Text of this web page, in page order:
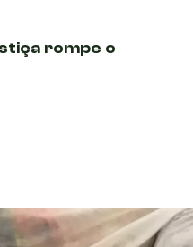
rompe o